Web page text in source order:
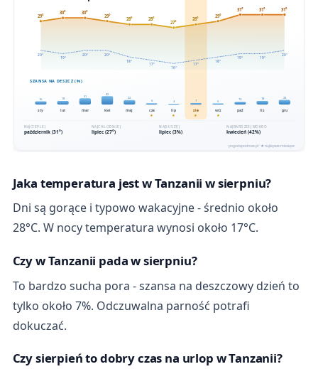
Jaka temperatura jest w Tanzanii w sierpniu?
Dni są gorące i typowo wakacyjne - średnio około
28°C. W nocy temperatura wynosi około 17°C.
Czy w Tanzanii pada w sierpniu?
To bardzo sucha pora - szansa na deszczowy dzień to
tylko około 7%. Odczuwalna parność potrafi
dokuczać.
Czy sierpień to dobry czas na urlop w Tanzanii?